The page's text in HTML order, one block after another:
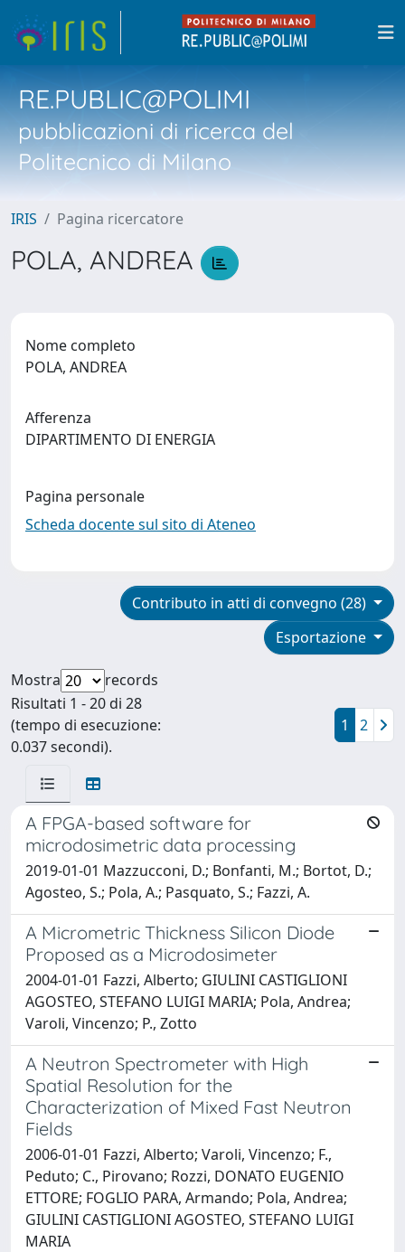
RE.PUBLIC@POLIMI
pubblicazioni di ricerca del
Politecnico di Milano
IRIS Pagina ricercatore
POLA, ANDREA
Nome completo
POLA, ANDREA
Afferenza
DIPARTIMENTO DI ENERGIA
Pagina personale
Scheda docente sul sito di Ateneo
Contributo in atti di convegno (28)
Esportazione
Mostra
records
Risultati 1 - 20 di 28
(tempo di esecuzione:
0.037 secondi).
1 2
A FPGA-based software for
microdosimetric data processing
2019-01-01 Mazzucconi, D.; Bonfanti, M.; Bortot, D.;
Agosteo, S.; Pola, A.; Pasquato, S.; Fazzi, A.
A Micrometric Thickness Silicon Diode
Proposed as a Microdosimeter
2004-01-01 Fazzi, Alberto; GIULINI CASTIGLIONI
AGOSTEO, STEFANO LUIGI MARIA; Pola, Andrea;
Varoli, Vincenzo; P., Zotto
A Neutron Spectrometer with High
Spatial Resolution for the
Characterization of Mixed Fast Neutron
Fields
2006-01-01 Fazzi, Alberto; Varoli, Vincenzo; F.,
Peduto; C., Pirovano; Rozzi, DONATO EUGENIO
ETTORE; FOGLIO PARA, Armando; Pola, Andrea;
GIULINI CASTIGLIONI AGOSTEO, STEFANO LUIGI
MARIA